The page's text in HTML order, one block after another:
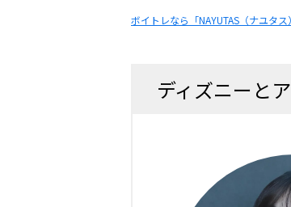
ボイトレなら「NAYUTAS（ナユタス
ディズニーと